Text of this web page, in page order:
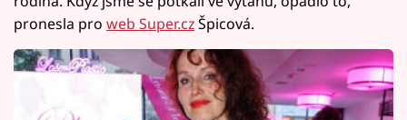
pronesla pro web Super.czŠpicová.